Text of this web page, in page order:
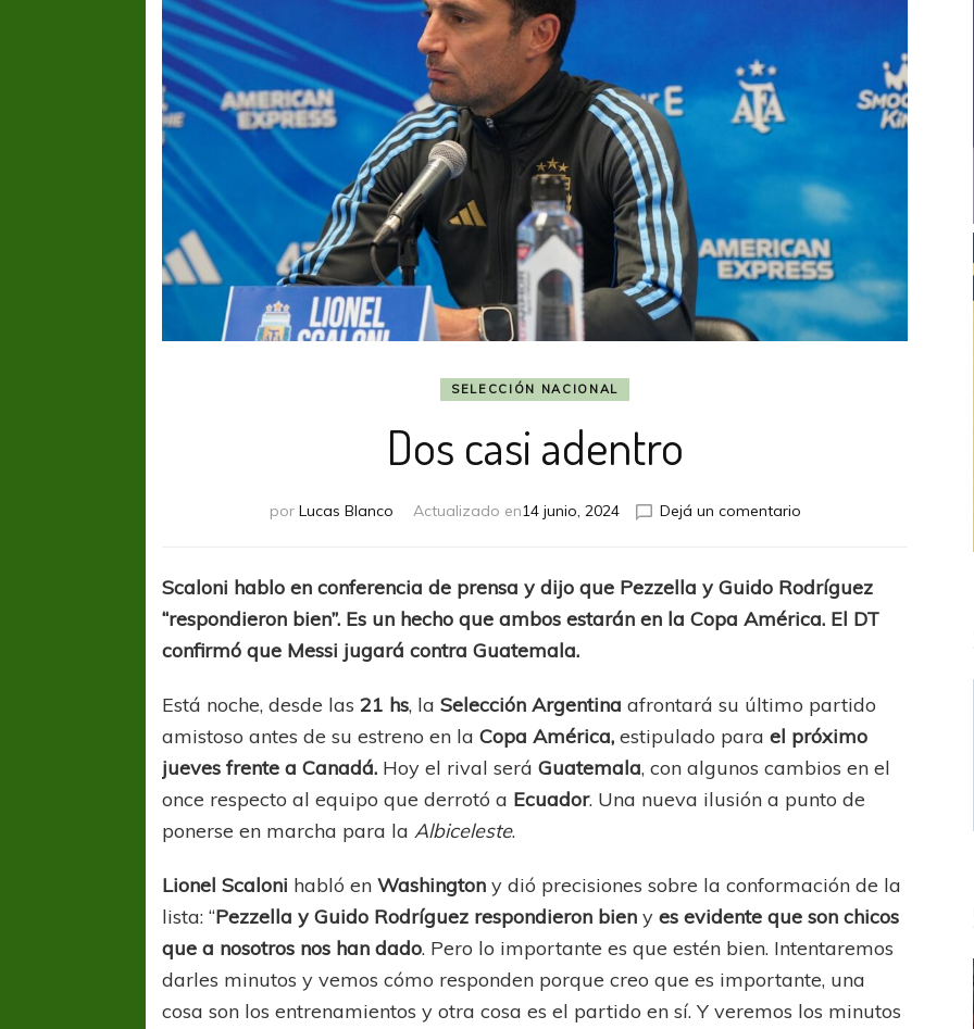
SELECCIÓN NACIONAL
Dos casi adentro
por Lucas Blanco Actualizado en14 junio, 2024 Dejá un comentarioen
adentro
Scaloni hablo en conferencia de prensa y dijo que Pezzella y Guido Rodríguez
“respondieron bien”. Es un hecho que ambos estarán en la Copa América. El DT
confirmó que Messi jugará contra Guatemala.
Está noche, desde las21 hs, laSelección Argentina afrontará su último partido
amistoso antes de su estreno en laCopa América, estipulado para el próximo
jueves frente a Canadá. Hoy el rival seráGuatemala, con algunos cambios en el
once respecto al equipo que derrotó a Ecuador. Una nueva ilusión a punto de
ponerse en marcha para laAlbiceleste.
Lionel Scaloni habló enWashington y dió precisiones sobre la conformación de la
lista: “Pezzella y Guido Rodríguez respondieron bienyes evidente que son chicos
que a nosotros nos han dado. Pero lo importante es que estén bien. Intentaremos
darles minutos y vemos cómo responden porque creo que es importante, una
cosa son los entrenamientos y otra cosa es el partido en sí. Y veremos los minutos